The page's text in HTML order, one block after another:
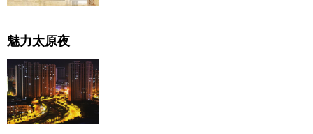
魅力太原夜